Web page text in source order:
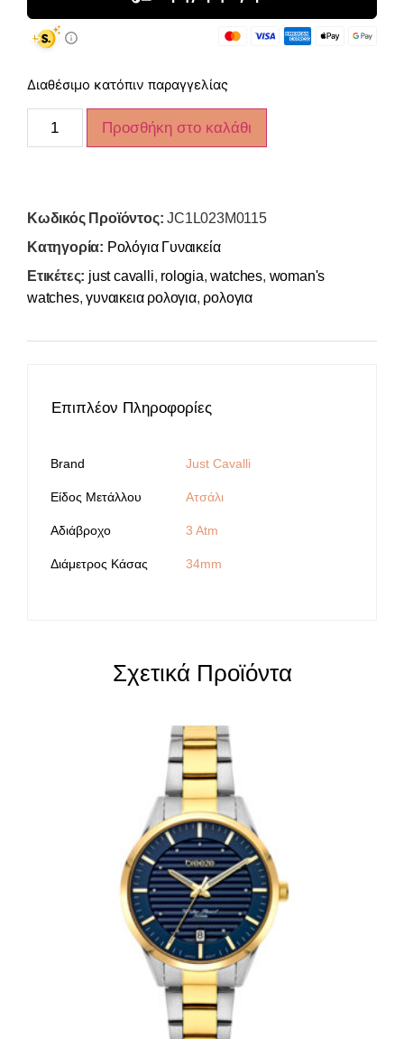
Διαθέσιμο κατόπιν παραγγελίας
Προσθήκη στο καλάθι
Κωδικός Προϊόντος:JC1L023M0115
Κατηγορία: Ρολόγια Γυναικεία
Ετικέτες: just cavalli, rologia,watches, woman's
watches,γυναικεια ρολογια, ρολογια
Επιπλέον Πληροφορίες
Brand Just Cavalli
Είδος Μετάλλου Ατσάλι
Αδιάβροχο 3 Atm
Διάμετρος Κάσας 34mm
Σχετικά Προϊόντα